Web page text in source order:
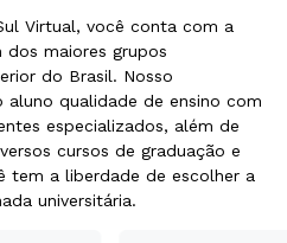
Virtual, você conta com a
maiores grupos
do Brasil. Nosso
qualidade de ensino com
especializados, além de
cursos de graduação e
tem a liberdade de escolher a
universitária.
de Privacidade.e
sejam utilizados para o
do Sul.